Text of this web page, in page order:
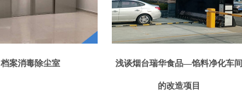
档案消毒除尘室 浅谈烟台瑞华食品—馅料净化车间
的改造项目